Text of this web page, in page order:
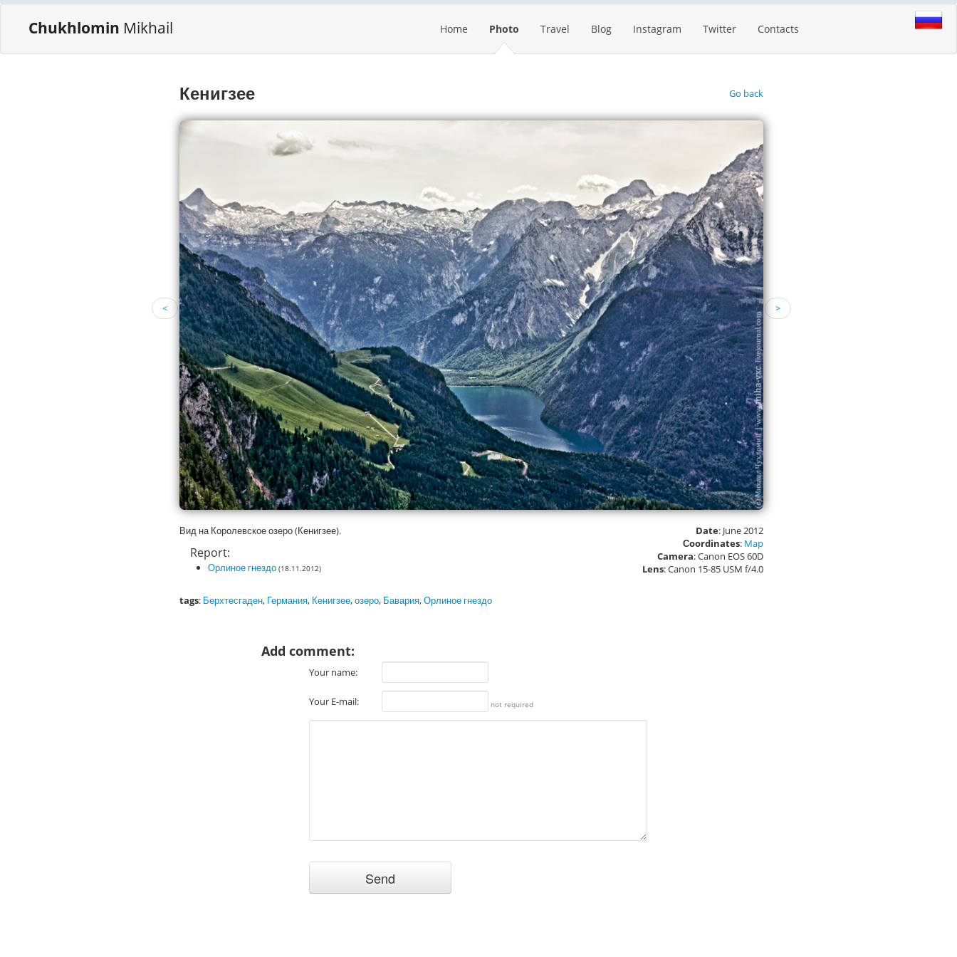
Chukhlomin Mikhail Home Photo Travel Blog Instagram Twitter Contacts
Кенигзее Go back
< >
Вид на Королевское озеро (Кенигзее).
Report:
Орлиное гнездо (18.11.2012)
tags: Берхтесгаден, Германия, Кенигзее,озеро, Бавария,Орлиное гнездо
Date: June 2012
Сoordinates: Map
Camera: Canon EOS 60D
Lens: Canon 15-85 USM f/4.0
Add comment:
Your name:
Your E-mail: not required